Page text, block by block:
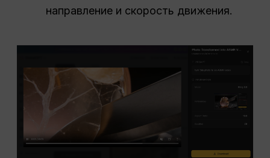
направление и скорость движения.